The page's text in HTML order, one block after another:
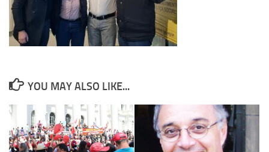
YOU MAY ALSO LIKE...